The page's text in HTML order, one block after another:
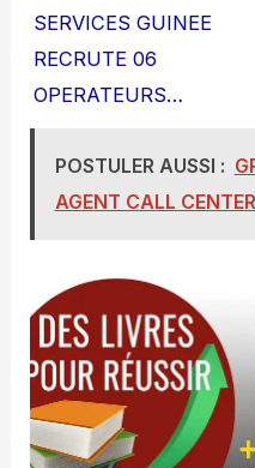
SERVICES GUINEE
RECRUTE 06
OPERATEURS…
POSTULER AUSSI :
AGENT CALL